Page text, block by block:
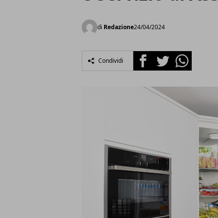
di Redazione24/04/2024
Condividi FacebookTwitterWhatsapp